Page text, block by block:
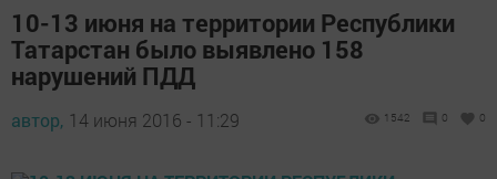
10-13 июня на территории Республики
Татарстан было выявлено 158
нарушений ПДД
автор, 14 июня 2016 - 11:29 1542 0 0